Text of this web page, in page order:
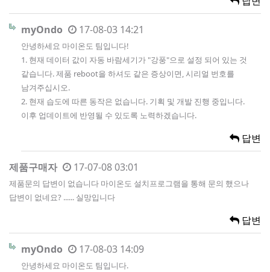
myOndo 17-08-03 14:21
안녕하세요 마이온도 팀입니다!
1. 현재 데이터 값이 자동 바람세기가 "강풍"으로 설정 되어 있는 것
같습니다. 제품 reboot을 하셔도 같은 증상이면, 시리얼 번호를
남겨주십시오.
2. 현재 습도에 따른 동작은 없습니다. 기획 및 개발 진행 중입니다.
이후 업데이트에 반영될 수 있도록 노력하겠습니다.
답변
제품구매자 17-07-08 03:01
제품문의 답변이 없습니다 마이온도 설치프로그램을 통해 문의 했으나
답변이 없네요? ...... 실망입니다
답변
myOndo 17-08-03 14:09
안녕하세요 마이온도 팀입니다.